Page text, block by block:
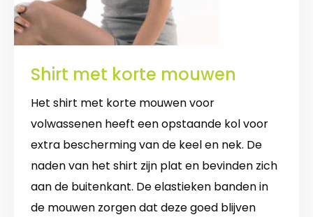
Shirt met korte mouwen
Het shirt met korte mouwen voor
volwassenen heeft een opstaande kol voor
extra bescherming van de keel en nek. De
naden van het shirt zijn plat en bevinden zich
aan de buitenkant. De elastieken banden in
de mouwen zorgen dat deze goed blijven